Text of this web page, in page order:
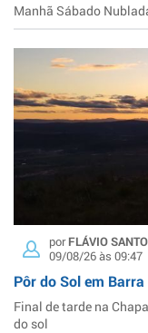
Manhã Sábado
porFLÁVIO
09/08/26 às 09:47
Pôr do Sol em
Final de tarde na
do sol